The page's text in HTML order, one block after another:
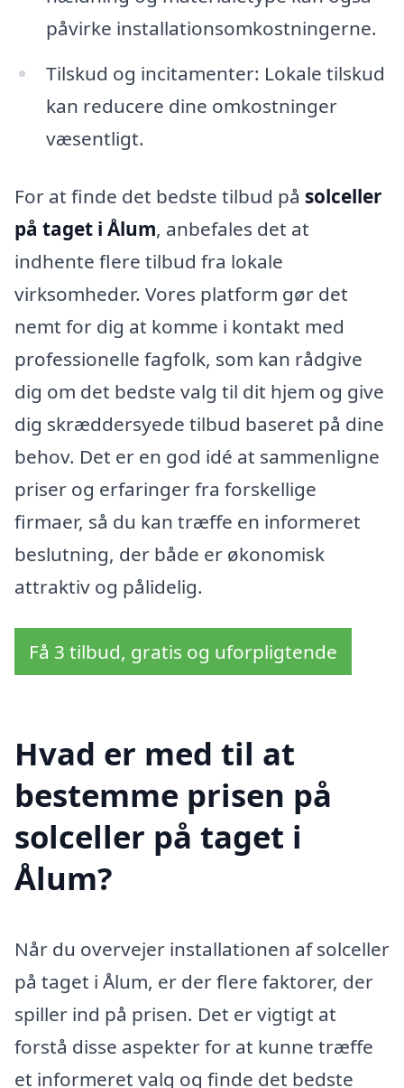
påvirke installationsomkostningerne.
Tilskud og incitamenter: Lokale tilskud
kan reducere dine omkostninger
væsentligt.
For at finde det bedste tilbud på solceller
på taget i Ålum, anbefales det at
indhente flere tilbud fra lokale
virksomheder. Vores platform gør det
nemt for dig at komme i kontakt med
professionelle fagfolk, som kan rådgive
dig om det bedste valg til dit hjem og give
dig skræddersyede tilbud baseret på dine
behov. Det er en god idé at sammenligne
priser og erfaringer fra forskellige
firmaer, så du kan træffe en informeret
beslutning, der både er økonomisk
attraktiv og pålidelig.
Få 3 tilbud, gratis og uforpligtende
Hvad er med til at
bestemme prisen på
solceller på taget i
Ålum?
Når du overvejer installationen af solceller
på taget i Ålum, er der flere faktorer, der
spiller ind på prisen. Det er vigtigt at
forstå disse aspekter for at kunne træffe
et informeret valg og finde det bedste